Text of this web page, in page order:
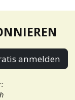
anmelden